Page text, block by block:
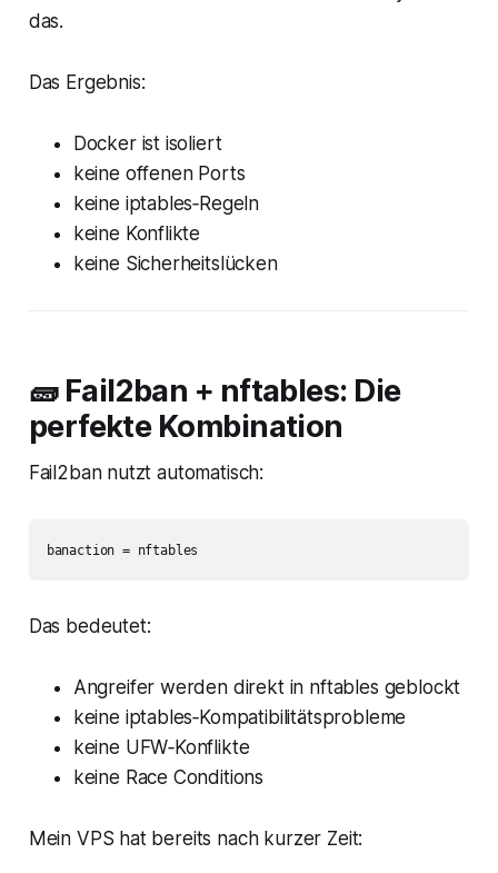
das.
Das Ergebnis:
Docker ist isoliert
keine offenen Ports
keine iptables‑Regeln
keine Konflikte
keine Sicherheitslücken
🧱 Fail2ban + nftables: Die
perfekte Kombination
Fail2ban nutzt automatisch:
Das bedeutet:
Angreifer werden direkt in nftables geblockt
keine iptables‑Kompatibilitätsprobleme
keine UFW‑Konflikte
keine Race Conditions
Mein VPS hat bereits nach kurzer Zeit: